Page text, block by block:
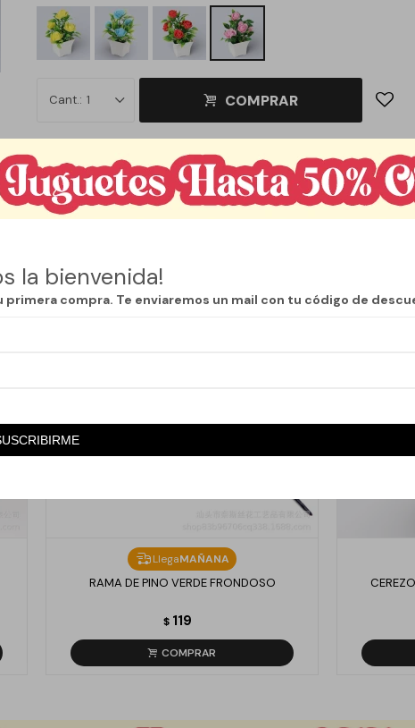
la bienvenida!
compra. Te enviaremos un mail con tu código de
1 COMPRAR
Métodos y costos de envío
LlegaMAÑANA
RAMA DE PINO VERDE FRONDOSO
$ 119